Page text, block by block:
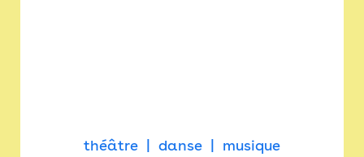
théâtre danse musique